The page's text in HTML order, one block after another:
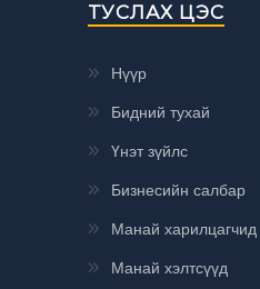
ТУСЛАХ ЦЭС
Нүүр
Бидний тухай
Үнэт зүйлс
Бизнесийн салбар
Манай харилцагчид
Манай хэлтсүүд